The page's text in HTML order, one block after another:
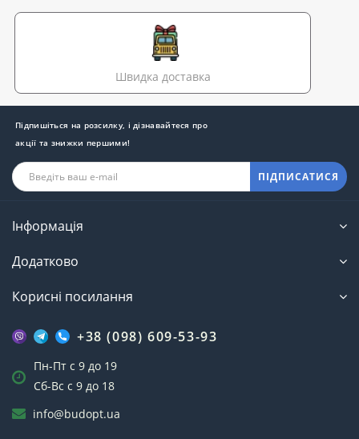
Швидка доставка
Підпишіться на розсилку, і дізнавайтеся про
акції та знижки першими!
ПІДПИСАТИСЯ
Інформація
Додатково
Корисні посилання
+38 (098) 609-53-93
Пн-Пт с 9 до 19
Сб-Вс с 9 до 18
info@budopt.ua